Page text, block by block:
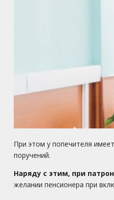
При этом у попечителя
поручений.
Наряду с этим, при
желании пенсионера при